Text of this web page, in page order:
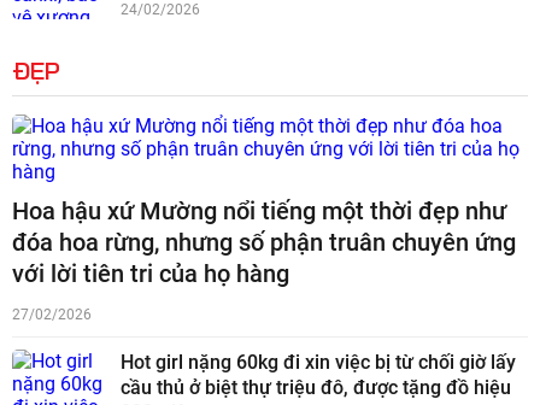
24/02/2026
ĐẸP
Hoa hậu xứ Mường nổi tiếng một thời đẹp như
đóa hoa rừng, nhưng số phận truân chuyên ứng
với lời tiên tri của họ hàng
27/02/2026
Hot girl nặng 60kg đi xin việc bị từ chối giờ lấy
cầu thủ ở biệt thự triệu đô, được tặng đồ hiệu